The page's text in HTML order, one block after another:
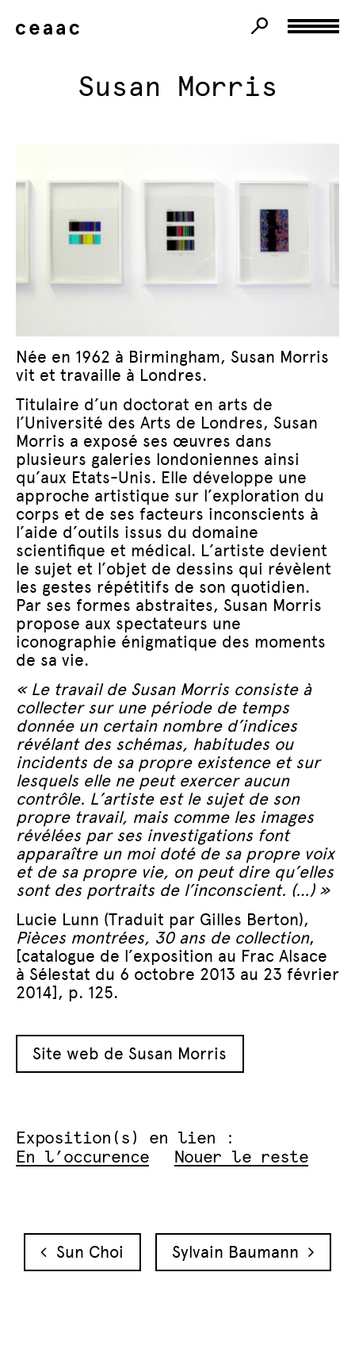
Susan Morris
Née en 1962 à Birmingham, Susan Morris
vit et travaille à Londres.
Titulaire d’un doctorat en arts de
l’Université des Arts de Londres, Susan
Morris a exposé ses œuvres dans
plusieurs galeries londoniennes ainsi
qu’aux Etats-Unis. Elle développe une
approche artistique sur l’exploration du
corps et de ses facteurs inconscients à
l’aide d’outils issus du domaine
scientifique et médical. L’artiste devient
le sujet et l’objet de dessins qui révèlent
les gestes répétitifs de son quotidien.
Par ses formes abstraites, Susan Morris
propose aux spectateurs une
iconographie énigmatique des moments
de sa vie.
« Le travail de Susan Morris consiste à
collecter sur une période de temps
donnée un certain nombre d’indices
révélant des schémas, habitudes ou
incidents de sa propre existence et sur
lesquels elle ne peut exercer aucun
contrôle. L’artiste est le sujet de son
propre travail, mais comme les images
révélées par ses investigations font
apparaître un moi doté de sa propre voix
et de sa propre vie, on peut dire qu’elles
sont des portraits de l’inconscient. (…) »
Lucie Lunn (Traduit par Gilles Berton),
Pièces montrées, 30 ans de collection,
[catalogue de l’exposition au Frac Alsace
à Sélestat du 6 octobre 2013 au 23 février
2014], p. 125.
Site web de Susan Morris
Exposition(s) en lien :
En l’occurence
Nouer le reste
Navigation des articles
Sun Choi Sylvain Baumann